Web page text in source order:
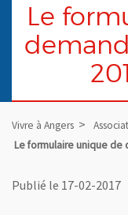
Le
Vivre à Angers
Le formulaire unique de
Publié le 17-02-2017